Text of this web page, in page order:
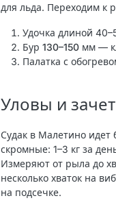
для льда. Переходим к
Удочка длиной
Бур 130–150 мм —
Палатка с
Уловы и
Судак в Малетино
скромные: 1–3 кг за
Измеряют от рыла до
несколько хваток на
на подсечке.